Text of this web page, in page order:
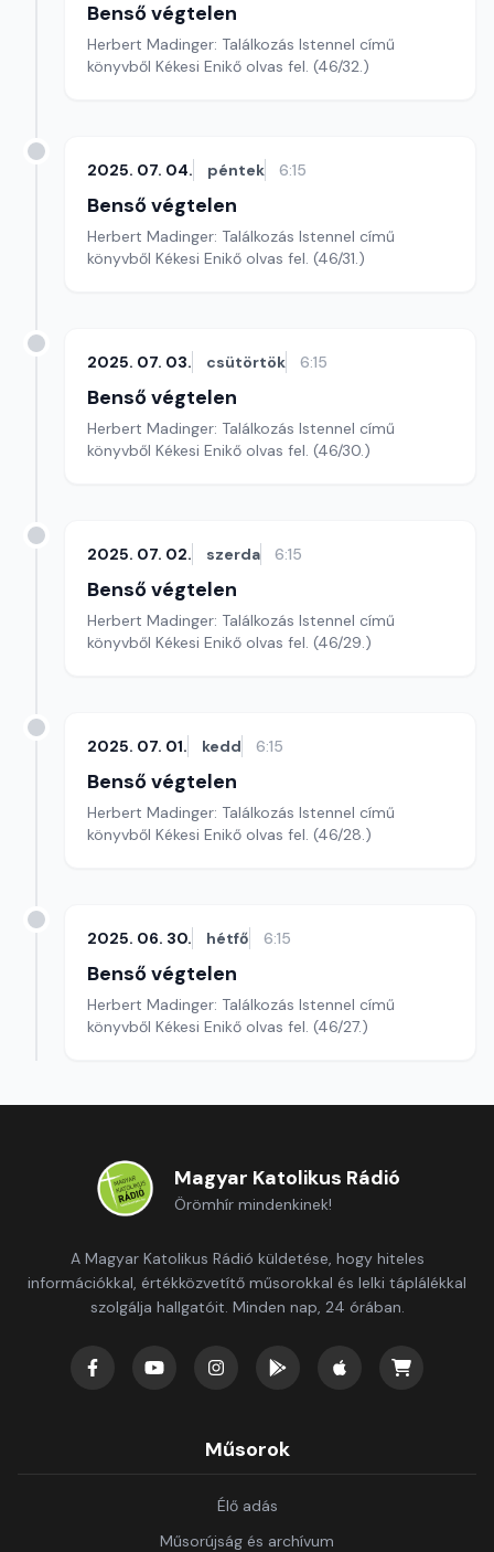
Benső végtelen
Herbert Madinger: Találkozás Istennel című
könyvből Kékesi Enikő olvas fel. (46/32.)
2025. 07. 04. péntek 6:15
Benső végtelen
Herbert Madinger: Találkozás Istennel című
könyvből Kékesi Enikő olvas fel. (46/31.)
2025. 07. 03. csütörtök 6:15
Benső végtelen
Herbert Madinger: Találkozás Istennel című
könyvből Kékesi Enikő olvas fel. (46/30.)
2025. 07. 02. szerda 6:15
Benső végtelen
Herbert Madinger: Találkozás Istennel című
könyvből Kékesi Enikő olvas fel. (46/29.)
2025. 07. 01. kedd 6:15
Benső végtelen
Herbert Madinger: Találkozás Istennel című
könyvből Kékesi Enikő olvas fel. (46/28.)
2025. 06. 30. hétfő 6:15
Benső végtelen
Herbert Madinger: Találkozás Istennel című
könyvből Kékesi Enikő olvas fel. (46/27.)
Magyar Katolikus Rádió
Örömhír mindenkinek!
A Magyar Katolikus Rádió küldetése, hogy hiteles
információkkal, értékközvetítő műsorokkal és lelki táplálékkal
szolgálja hallgatóit. Minden nap, 24 órában.
Műsorok
Élő adás
Műsorújság és archívum